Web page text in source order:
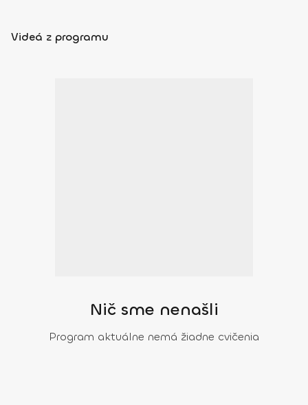
Videá z programu
Nič sme nenašli
Program aktuálne nemá žiadne cvičenia